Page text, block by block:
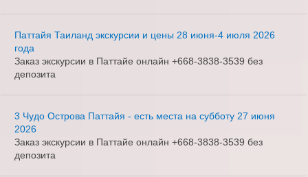
Паттайя Таиланд экскурсии и цены 28 июня-4 июля 2026
года
Заказ экскурсии в Паттайе онлайн +668-3838-3539 без
депозита
3 Чудо Острова Паттайя - есть места на субботу 27 июня
2026
Заказ экскурсии в Паттайе онлайн +668-3838-3539 без
депозита